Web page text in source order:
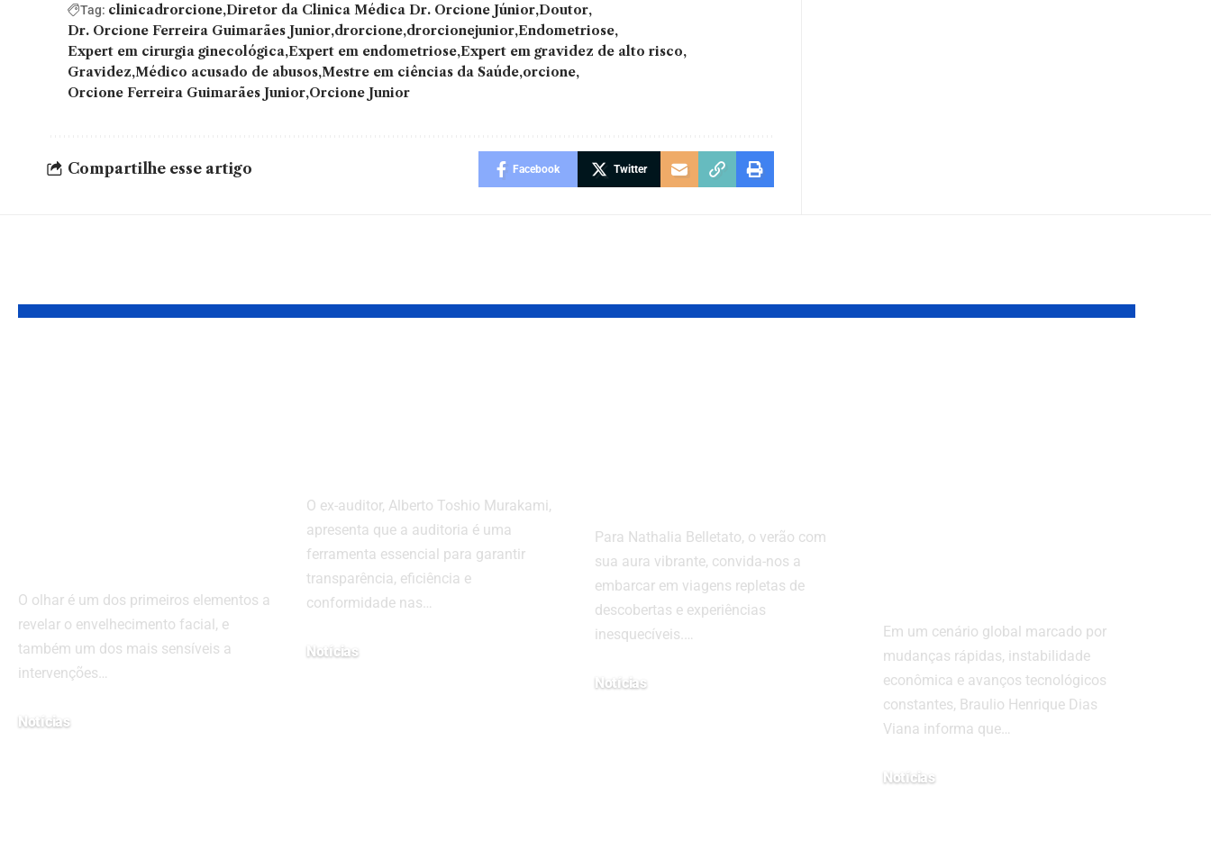
Tag: clinicadrorcione Diretor da Clinica Médica Dr. Orcione Júnior Doutor
Dr. Orcione Ferreira Guimarães Junior drorcione drorcionejunior Endometriose
Expert em cirurgia ginecológica Expert em endometriose Expert em gravidez de alto risco
Gravidez Médico acusado de abusos Mestre em ciências da Saúde orcione
Orcione Ferreira Guimarães Junior Orcione Junior
Compartilhe esse artigo Facebook Twitter
O olhar é um dos primeiros elementos a
revelar o envelhecimento facial, e
também um dos mais sensíveis a
intervenções…
Notícias
O ex-auditor, Alberto Toshio Murakami,
apresenta que a auditoria é uma
ferramenta essencial para garantir
transparência, eficiência e
conformidade nas…
Notícias
Para Nathalia Belletato, o verão com
sua aura vibrante, convida-nos a
embarcar em viagens repletas de
descobertas e experiências
inesquecíveis.…
Notícias
Em um cenário global marcado por
mudanças rápidas, instabilidade
econômica e avanços tecnológicos
constantes, Braulio Henrique Dias
Viana informa que…
Notícias